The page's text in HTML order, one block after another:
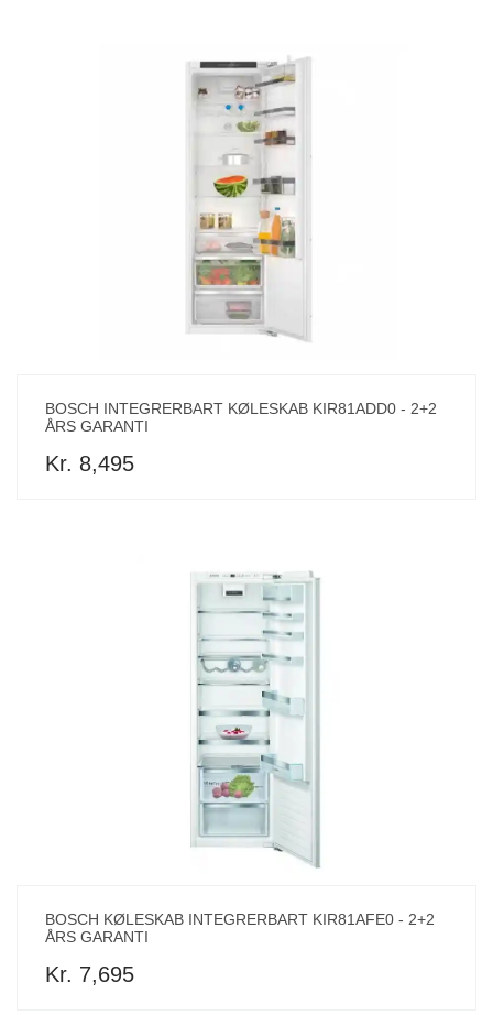
BOSCH INTEGRERBART KØLESKAB KIR81ADD0 - 2+2
ÅRS GARANTI
Kr. 8,495
BOSCH KØLESKAB INTEGRERBART KIR81AFE0 - 2+2
ÅRS GARANTI
Kr. 7,695